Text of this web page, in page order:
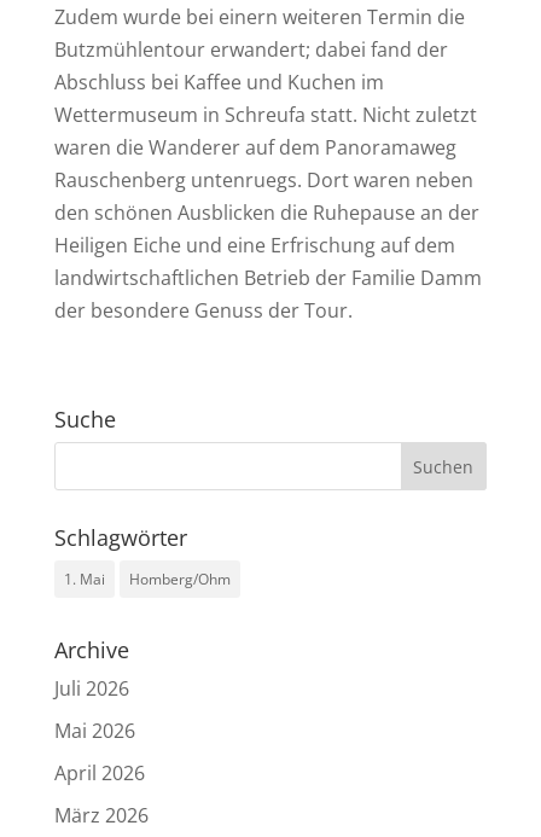
Zudem wurde bei einern weiteren Termin die
Butzmühlentour erwandert; dabei fand der
Abschluss bei Kaffee und Kuchen im
Wettermuseum in Schreufa statt. Nicht zuletzt
waren die Wanderer auf dem Panoramaweg
Rauschenberg untenruegs. Dort waren neben
den schönen Ausblicken die Ruhepause an der
Heiligen Eiche und eine Erfrischung auf dem
landwirtschaftlichen Betrieb der Familie Damm
der besondere Genuss der Tour.
Suche
Schlagwörter
1. Mai Homberg/Ohm
Archive
Juli 2026
Mai 2026
April 2026
März 2026